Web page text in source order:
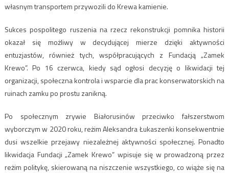
własnym transportem przywozili do Krewa kamienie.
Sukces pospolitego ruszenia na rzecz rekonstrukcji pomnika historii
okazał się możliwy w decydującej mierze dzięki aktywności
entuzjastów, również tych, współpracujących z Fundacją „Zamek
Krewo”. Po 16 czerwca, kiedy sąd ogłosi decyzję o likwidacji tej
organizacji, społeczna kontrola i wsparcie dla prac konserwatorskich na
ruinach zamku po prostu zanikną.
Po społecznym zrywie Białorusinów przeciwko fałszerstwom
wyborczym w 2020 roku, reżim Aleksandra Łukaszenki konsekwentnie
dusi wszelkie przejawy niezależnej aktywności społecznej. Ponadto
likwidacja Fundacji „Zamek Krewo” wpisuje się w prowadzoną przez
reżim politykę, skierowaną na niszczenie wszystkiego, co wiąże się na